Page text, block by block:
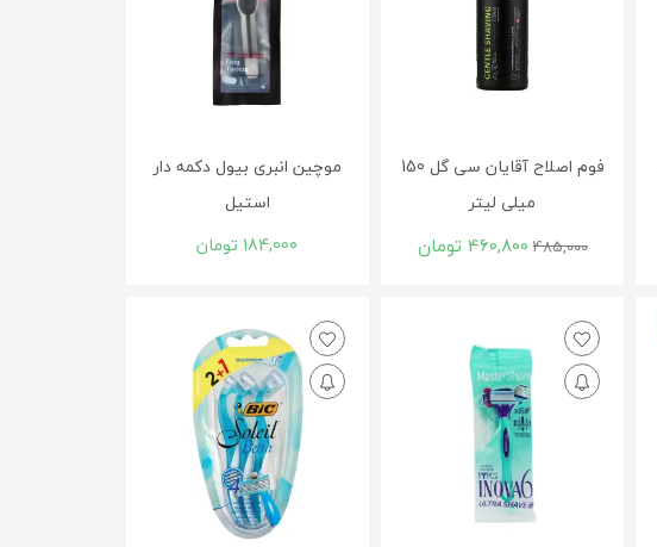
فوم اصلاح آقایان سی گل 150
میلی لیتر
485,000
460,800 تومان
موچین انبری بیول دکمه دار
استیل
184,000 تومان